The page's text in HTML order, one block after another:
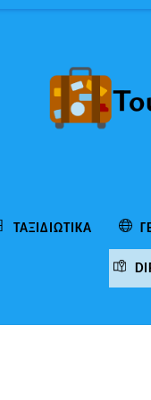
ΤΑΞΙΔΙΩΤΙΚΆ